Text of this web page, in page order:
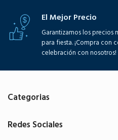
El Mejor Precio
Garantizamos los precios
para fiesta. ¡Compra con
celebración con nosotros!
Categorias
Redes Sociales